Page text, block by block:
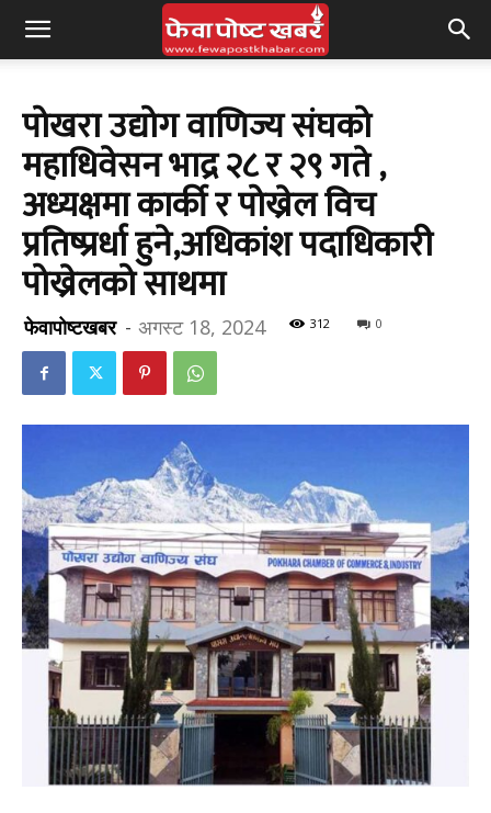
पोखरा उद्योग वाणिज्य संघको
महाधिवेसन भाद्र २८ र २९ गते ,
अध्यक्षमा कार्की र पोख्रेल विच
प्रतिष्प्रर्धा हुने,अधिकांश पदाधिकारी
पोख्रेलको साथमा
फेवापोष्टखबर - अगस्ट 18, 2024 312 0